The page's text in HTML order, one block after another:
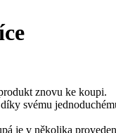
znovu ke koupi.
svému
je v několika